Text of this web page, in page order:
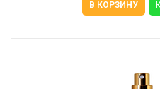
В КОРЗИНУ